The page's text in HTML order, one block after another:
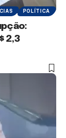
POLÍTICA
2,3